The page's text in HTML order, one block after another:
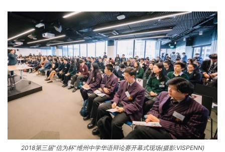
2018第三届“信为杯”维州中学华语辩论赛开幕式现场(摄影:VISPENN)